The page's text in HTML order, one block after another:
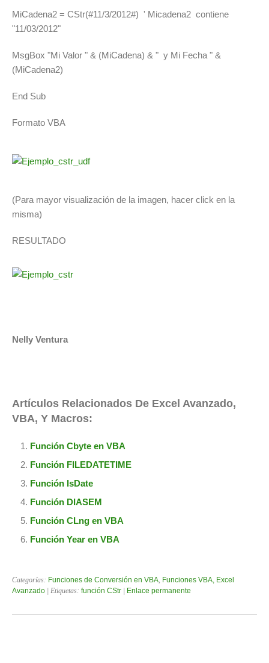
MiCadena2 = CStr(#11/3/2012#) ' Micadena2 contiene
"11/03/2012"
MsgBox "Mi Valor " & (MiCadena) & " y Mi Fecha " &
(MiCadena2)
End Sub
Formato VBA
(Para mayor visualización de la imagen, hacer click en la
misma)
RESULTADO
Nelly Ventura
Artículos Relacionados De Excel Avanzado,
VBA, Y Macros:
Función Cbyte en VBA
Función FILEDATETIME
Función IsDate
Función DIASEM
Función CLng en VBA
Función Year en VBA
Categorías: Funciones de Conversión en VBA, Funciones VBA, Excel
Avanzado | Etiquetas: función CStr Enlace permanente